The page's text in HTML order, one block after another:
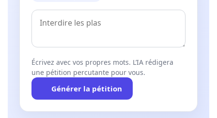
Écrivez avec vos propres mots. L’IA rédigera
une pétition percutante pour vous.
Générer la pétition